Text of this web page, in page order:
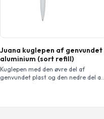
Juana kuglepen af genvundet
aluminium (sort refill)
Kuglepen med den øvre del af
genvundet plast og den nedre del af